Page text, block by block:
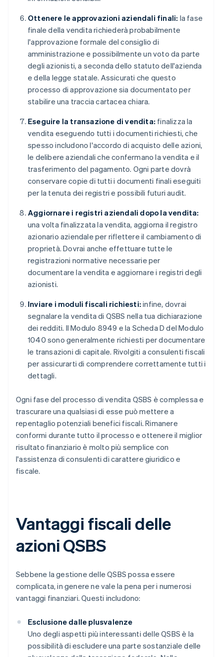
Ottenere le approvazioni aziendali finali: la fase
finale della vendita richiederà probabilmente
l'approvazione formale del consiglio di
amministrazione e possibilmente un voto da parte
degli azionisti, a seconda dello statuto dell'azienda
e della legge statale. Assicurati che questo
processo di approvazione sia documentato per
stabilire una traccia cartacea chiara.
Eseguire la transazione di vendita: finalizza la
vendita eseguendo tutti i documenti richiesti, che
spesso includono l'accordo di acquisto delle azioni,
le delibere aziendali che confermano la vendita e il
trasferimento del pagamento. Ogni parte dovrà
conservare copie di tutti i documenti finali eseguiti
per la tenuta dei registri e possibili futuri audit.
Aggiornare i registri aziendali dopo la vendita:
una volta finalizzata la vendita, aggiorna il registro
azionario aziendale per riflettere il cambiamento di
proprietà. Dovrai anche effettuare tutte le
registrazioni normative necessarie per
documentare la vendita e aggiornare i registri degli
azionisti.
Inviare i moduli fiscali richiesti: infine, dovrai
segnalare la vendita di QSBS nella tua dichiarazione
dei redditi. Il Modulo 8949 e la Scheda D del Modulo
1040 sono generalmente richiesti per documentare
le transazioni di capitale. Rivolgiti a consulenti fiscali
per assicurarti di comprendere correttamente tutti i
dettagli.
Ogni fase del processo di vendita QSBS è complessa e
trascurare una qualsiasi di esse può mettere a
repentaglio potenziali benefici fiscali. Rimanere
conformi durante tutto il processo e ottenere il miglior
risultato finanziario è molto più semplice con
l'assistenza di consulenti di carattere giuridico e
fiscale.
Vantaggi fiscali delle
azioni QSBS
Sebbene la gestione delle QSBS possa essere
complicata, in genere ne vale la pena per i numerosi
vantaggi finanziari. Questi includono:
Esclusione dalle plusvalenze
Uno degli aspetti più interessanti delle QSBS è la
possibilità di escludere una parte sostanziale delle